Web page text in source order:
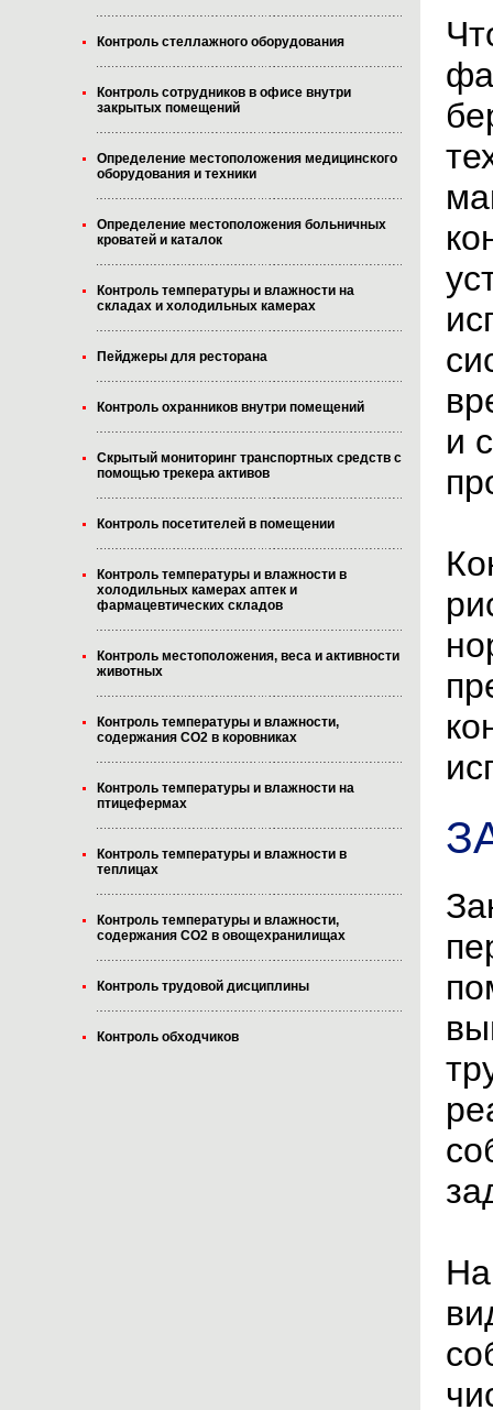
Контроль стеллажного оборудования
Контроль сотрудников в офисе внутри
закрытых помещений
Определение местоположения медицинского
оборудования и техники
Определение местоположения больничных
кроватей и каталок
Контроль температуры и влажности на
складах и холодильных камерах
Пейджеры для ресторана
Контроль охранников внутри помещений
Скрытый мониторинг транспортных средств с
помощью трекера активов
Контроль посетителей в помещении
Контроль температуры и влажности в
холодильных камерах аптек и
фармацевтических складов
Контроль местоположения, веса и активности
животных
Контроль температуры и влажности,
содержания CO2 в коровниках
Контроль температуры и влажности на
птицефермах
Контроль температуры и влажности в
теплицах
Контроль температуры и влажности,
содержания CO2 в овощехранилищах
Контроль трудовой дисциплины
Контроль обходчиков
и